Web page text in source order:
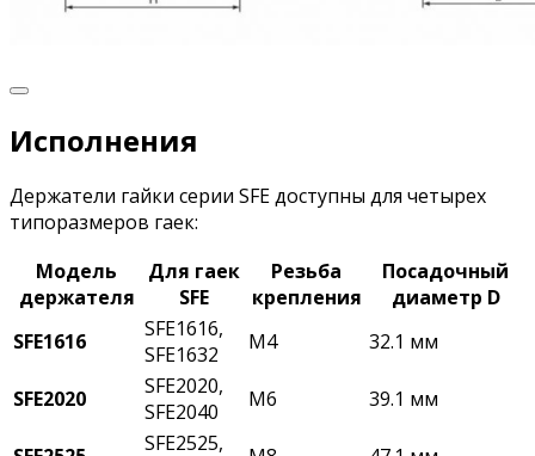
Исполнения
Держатели гайки серии SFE доступны для четырех
типоразмеров гаек:
Модель
держателя
Для гаек
SFE
Резьба
крепления
Посадочный
диаметр D
SFE1616
SFE1616,
SFE1632
M4 32.1 мм
SFE2020
SFE2020,
SFE2040
M6 39.1 мм
SFE2525,